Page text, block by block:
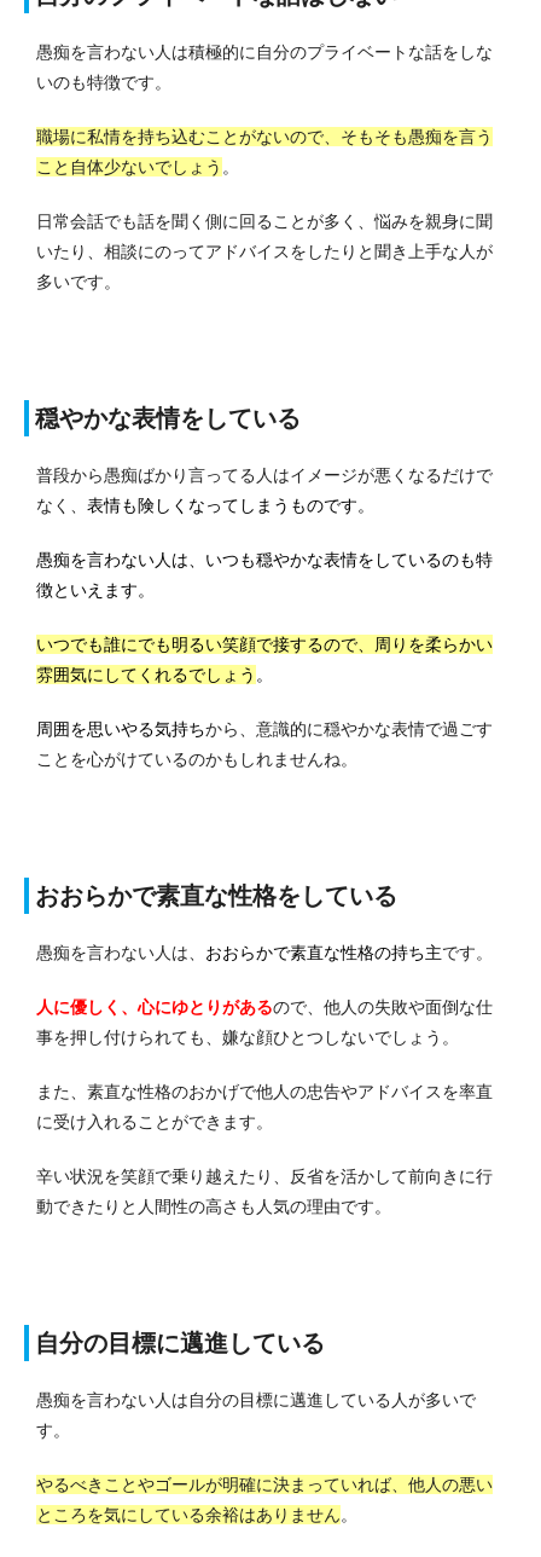
愚痴を言わない人は積極的に自分のプライベートな話をしな
いのも特徴です。
職場に私情を持ち込むことがないので、そもそも愚痴を言う
こと自体少ないでしょう 。
日常会話でも話を聞く側に回ることが多く、悩みを親身に聞
いたり、相談にのってアドバイスをしたりと聞き上手な人が
多いです。
穏やかな表情をしている
普段から愚痴ばかり言ってる人はイメージが悪くなるだけで
なく、 表情も険しくなってしまうものです。
愚痴を言わない人は、いつも穏やかな表情をしているのも特
徴といえます。
いつでも誰にでも明るい笑顔で接するので、周りを柔らかい
雰囲気にしてくれるでしょう 。
周囲を思いやる気持ちから、意識的に穏やかな表情で過ごす
ことを心がけているのかもしれませんね。
おおらかで素直な性格をしている
愚痴を言わない人は、 おおらかで素直な性格の持ち主です。
人に優しく、心にゆとりがあるので、他人の失敗や面倒な仕
事を押し付けられても、嫌な顔ひとつしないでしょう。
また、素直な性格のおかげで他人の忠告やアドバイスを率直
に受け入れることができます。
辛い状況を笑顔で乗り越えたり、反省を活かして前向きに行
動できたりと人間性の高さも人気の理由です。
自分の目標に邁進している
愚痴を言わない人は自分の目標に邁進している人が多いで
す。
やるべきことやゴールが明確に決まっていれば、他人の悪い
ところを気にしている余裕はありません。